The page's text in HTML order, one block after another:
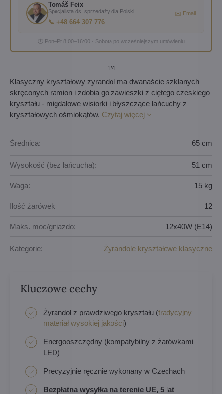
Tomáš Feix
Specjalista ds. sprzedaży dla Polski
📞 +48 664 307 776
✉️ Email
🕐 Pon–Pt 8:00–16:00 · Sobota po wcześniejszym umówieniu
1/4
Klasyczny kryształowy żyrandol ma dwanaście szklanych
skręconych ramion i zdobia go zawieszki z ciętego czeskiego
kryształu - migdałowe wisiorki i błyszczące łańcuchy z
kryształowych ośmiokątów. Czytaj więcej
Średnica: 65 cm
Wysokość (bez łańcucha): 51 cm
Waga: 15 kg
Ilość żarówek: 12
Maks. moc/gniazdo: 12x40W (E14)
Kategorie: Żyrandole kryształowe klasyczne
Kluczowe cechy
Żyrandol z prawdziwego kryształu (tradycyjny
materiał wysokiej jakości)
Energooszczędny (kompatybilny z żarówkami
LED)
Precyzyjnie ręcznie wykonany w Czechach
Bezpłatna wysyłka na terenie UE, 5 lat